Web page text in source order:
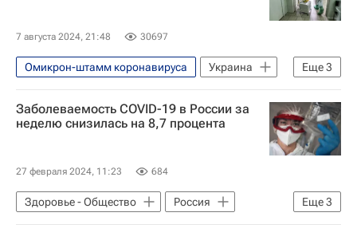
7 августа 2024, 21:48 30697
Еще3
Омикрон-штамм коронавируса
Украина
Ивано-Франковская область
Коронавирус COVID-19
Заболеваемость COVID-19 в России за
неделю снизилась на 8,7 процента
27 февраля 2024, 11:23 684
Еще3
Здоровье - Общество
Россия
Коронавирус COVID-19